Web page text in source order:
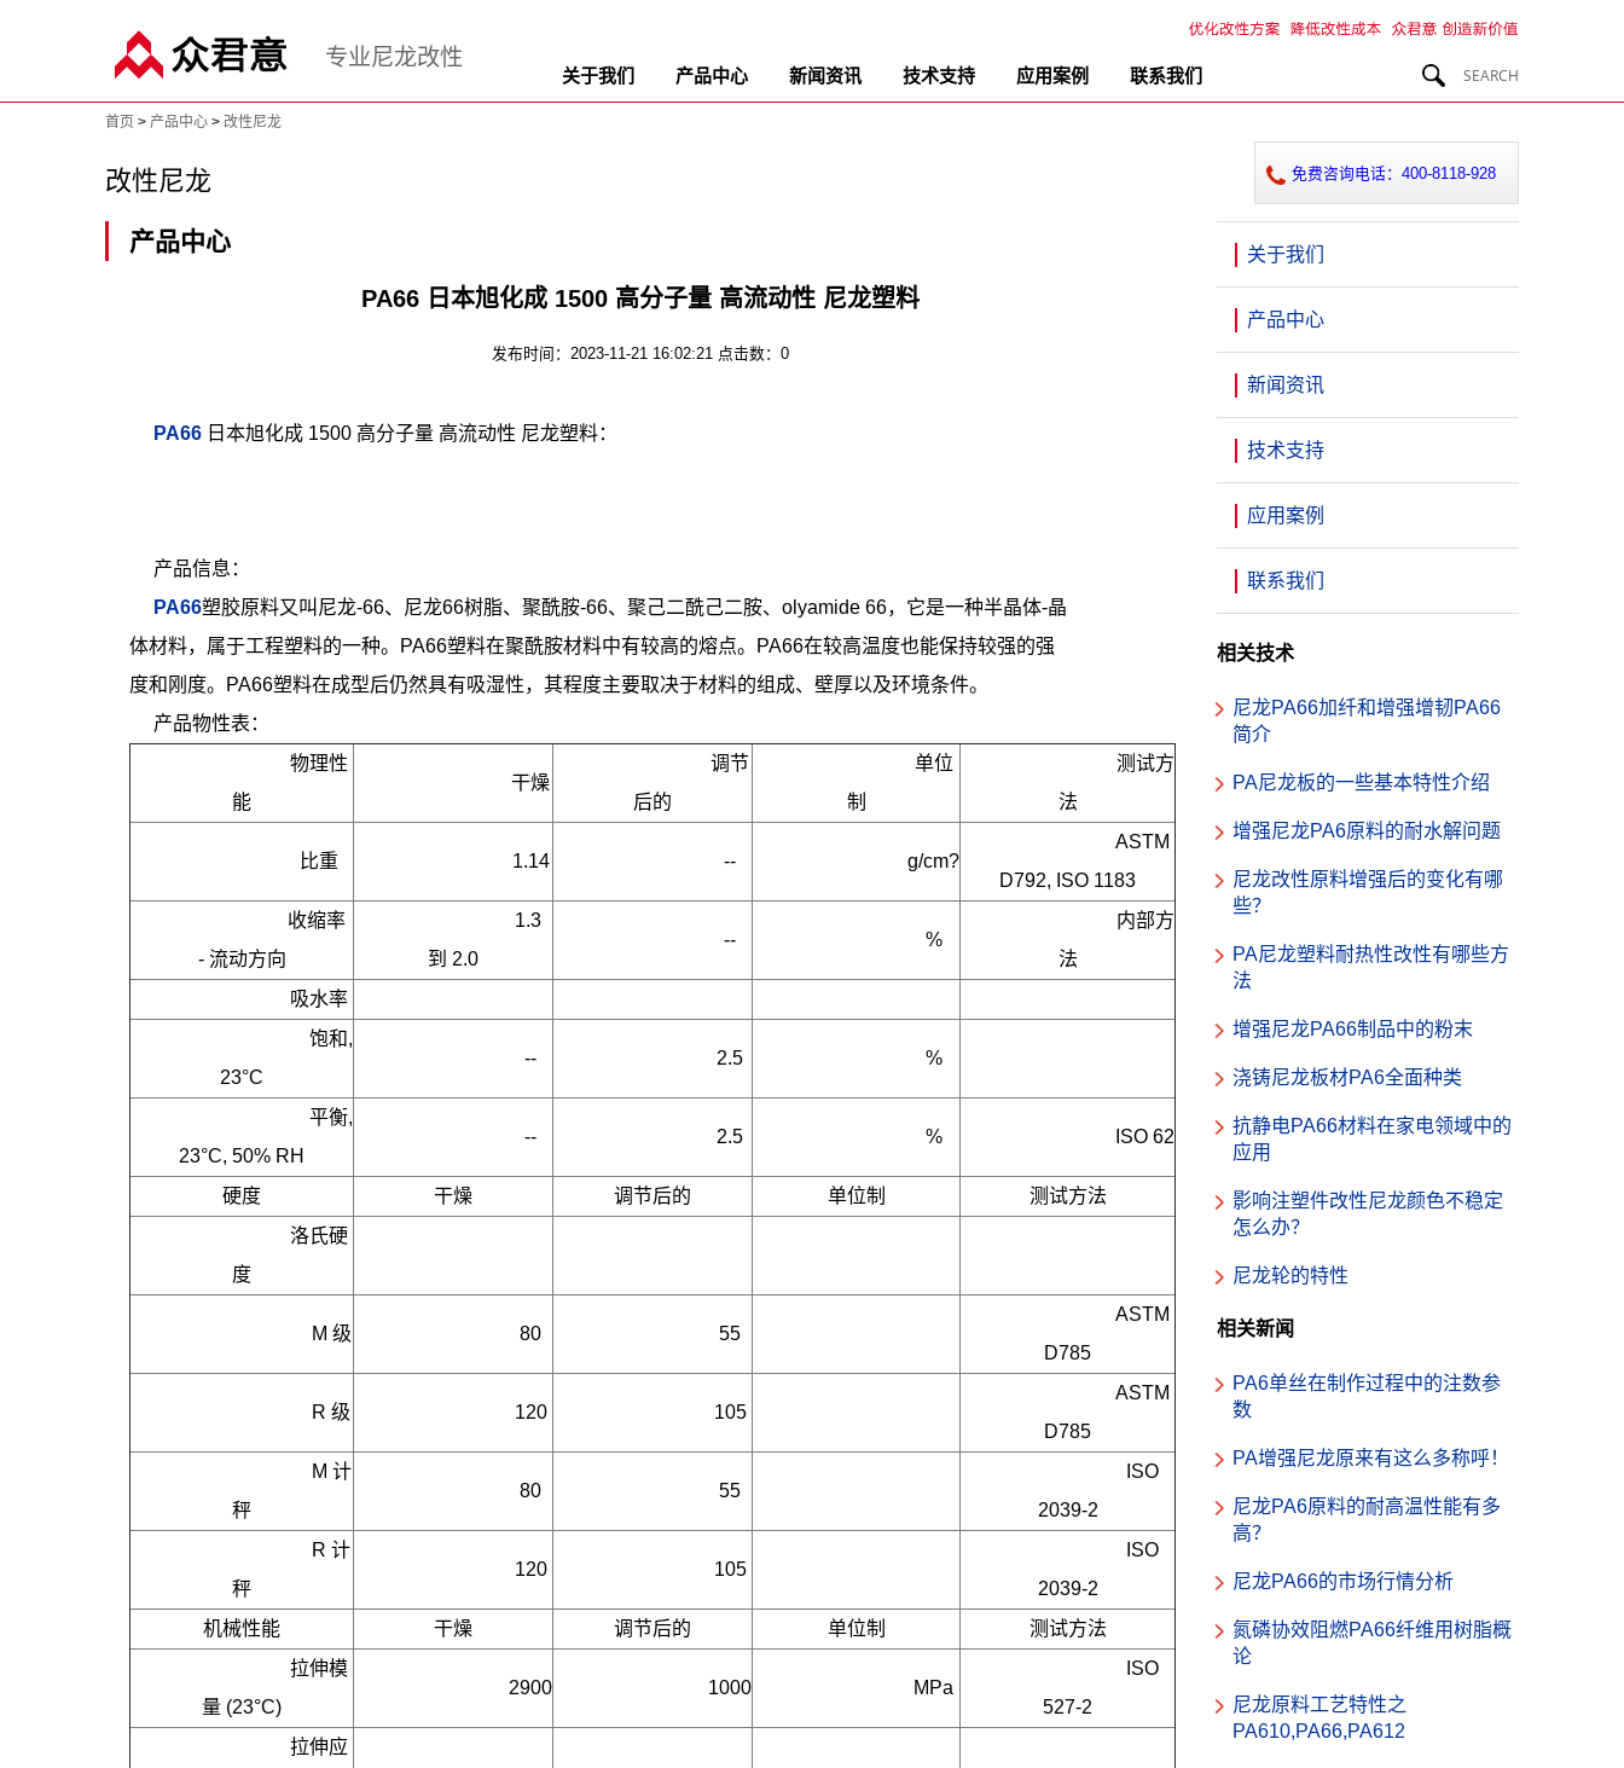
专业尼龙改性
关于我们 产品中心 新闻资讯 技术支持 应用案例 联系我们
首页 > 产品中心 > 改性尼龙
改性尼龙 免费咨询电话：400-8118-928
产品中心
PA66 日本旭化成 1500 高分子量 高流动性 尼龙塑料
发布时间：2023-11-21 16:02:21 点击数：0
PA66 日本旭化成 1500 高分子量 高流动性 尼龙塑料：
产品信息：
PA66塑胶原料又叫尼龙-66、尼龙66树脂、聚酰胺-66、聚己二酰己二胺、olyamide 66，它是一种半晶体-晶
体材料，属于工程塑料的一种。PA66塑料在聚酰胺材料中有较高的熔点。PA66在较高温度也能保持较强的强
度和刚度。PA66塑料在成型后仍然具有吸湿性，其程度主要取决于材料的组成、壁厚以及环境条件。
产品物性表：
物理性
能
干燥
调节
后的
单位
制
测试方
法
比重 1.14 -- g/cm?
ASTM
D792, ISO 1183
收缩率
- 流动方向
1.3
到 2.0
-- %
内部方
法
吸水率
饱和,
23°C
-- 2.5 %
平衡,
23°C, 50% RH
-- 2.5 % ISO 62
硬度 干燥 调节后的 单位制
测试方法
洛氏硬
度
M 级 80 55
ASTM
D785
R 级 120 105
ASTM
D785
M 计
秤
80 55
ISO
2039-2
R 计
秤
120 105
ISO
2039-2
机械性能
干燥 调节后的 单位制
测试方法
拉伸模
量 (23°C)
2900 1000 MPa
ISO
527-2
拉伸应
关于我们
产品中心
新闻资讯
技术支持
应用案例
联系我们
相关技术
尼龙PA66加纤和增强增韧PA66
简介
PA尼龙板的一些基本特性介绍
增强尼龙PA6原料的耐水解问题
尼龙改性原料增强后的变化有哪
些？
PA尼龙塑料耐热性改性有哪些方
法
增强尼龙PA66制品中的粉末
浇铸尼龙板材PA6全面种类
抗静电PA66材料在家电领域中的
应用
影响注塑件改性尼龙颜色不稳定
怎么办？
尼龙轮的特性
相关新闻
PA6单丝在制作过程中的注数参
数
PA增强尼龙原来有这么多称呼！
尼龙PA6原料的耐高温性能有多
高？
尼龙PA66的市场行情分析
氮磷协效阻燃PA66纤维用树脂概
论
尼龙原料工艺特性之
PA610,PA66,PA612